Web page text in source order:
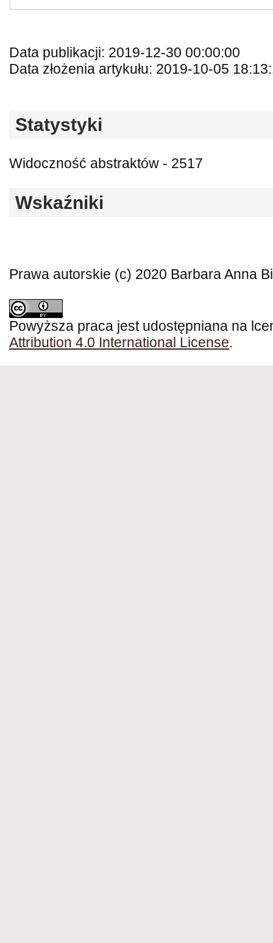
Data publikacji: 2019-12-30 00:00:00
Data złożenia artykułu: 2019-10-05
Statystyki
Widoczność abstraktów - 2517
Wskaźniki
Prawa autorskie (c) 2020 Barbara Anna
Powyższa praca jest udostępniana na
Attribution 4.0 International License.